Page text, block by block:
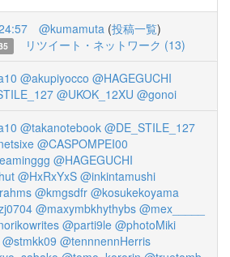
@kumamuta (投稿一覧)
リツイート・ネットワーク (13)
@akupiyocco @HAGEGUCHI
@UKOK_12XU @gonoi
@takanotebook @DE_STILE_127
@CASPOMPEI00
@HAGEGUCHI
@HxRxYxS @inkintamushi
@kmgsdfr @kosukekoyama
@maxymbkhythybs @mex_____
@parti9le @photoMiki
@stmkk09 @tennnennHerris